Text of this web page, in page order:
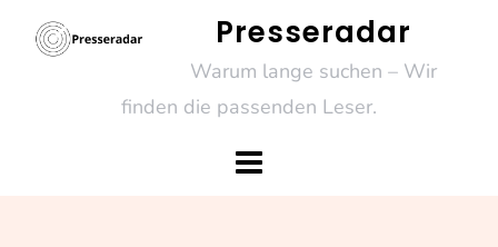
Presseradar
Warum lange suchen – Wir
finden die passenden Leser.